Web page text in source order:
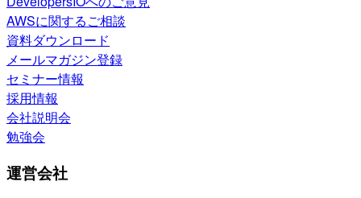
AWSに関するご相談
資料ダウンロード
メールマガジン登録
セミナー情報
採用情報
会社説明会
勉強会
運営会社